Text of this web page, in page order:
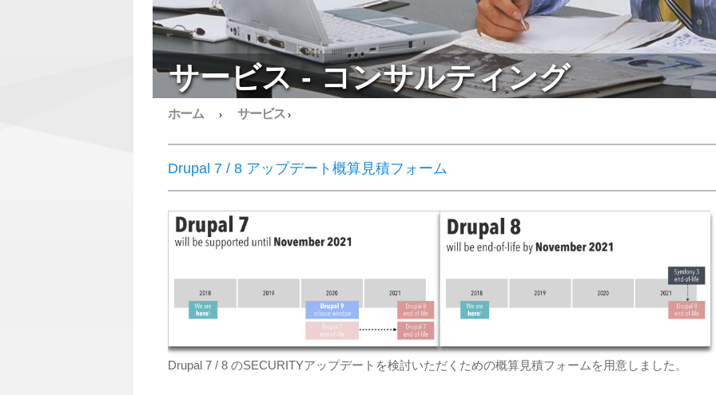
サービス - コンサルティング
ホーム › サービス ›
Drupal 7 / 8 アップデート概算見積フォーム
Drupal 7 / 8 のSECURITYアップデートを検討いただくための概算見積フォームを用意しました。